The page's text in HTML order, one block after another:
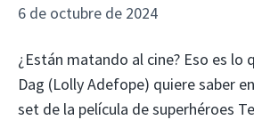
6 de octubre de 2024
¿Están matando al cine? Eso es lo
Dag (Lolly Adefope) quiere saber
set de la película de superhéroes